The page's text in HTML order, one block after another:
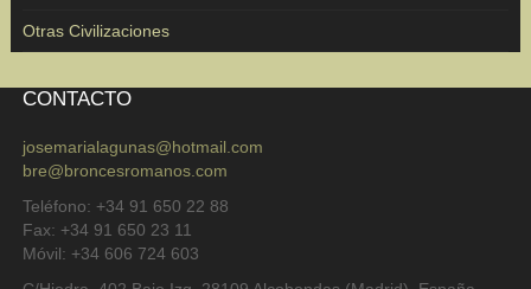
Otras Civilizaciones
CONTACTO
josemarialagunas@hotmail.com
bre@broncesromanos.com
Teléfono: +34 91 650 22 88
Fax: +34 91 650 23 11
Móvil: +34 606 724 603